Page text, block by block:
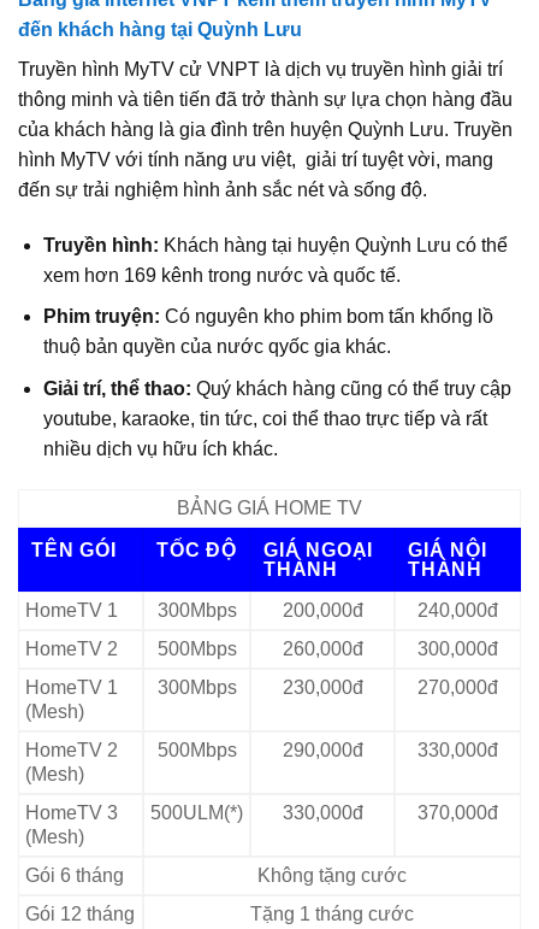
đến khách hàng tại Quỳnh Lưu
Truyền hình MyTV cử VNPT là dịch vụ truyền hình giải trí
thông minh và tiên tiến đã trở thành sự lựa chọn hàng đầu
của khách hàng là gia đình trên huyện Quỳnh Lưu. Truyền
hình MyTV với tính năng ưu việt, giải trí tuyệt vời, mang
đến sự trải nghiệm hình ảnh sắc nét và sống độ.
Truyền hình: Khách hàng tại huyện Quỳnh Lưu có thể
xem hơn 169 kênh trong nước và quốc tế.
Phim truyện: Có nguyên kho phim bom tấn khổng lồ
thuộ bản quyền của nước qyốc gia khác.
Giải trí, thể thao: Quý khách hàng cũng có thể truy cập
youtube, karaoke, tin tức, coi thể thao trực tiếp và rất
nhiều dịch vụ hữu ích khác.
BẢNG GIÁ HOME TV
TÊN GÓI TỐC ĐỘ
GIÁ NGOẠI
THÀNH
GIÁ NỘI
THÀNH
HomeTV 1
300Mbps 200,000đ
240,000đ
HomeTV 2
500Mbps 260,000đ
300,000đ
HomeTV 1
(Mesh)
300Mbps 230,000đ 270,000đ
HomeTV 2
(Mesh)
500Mbps 290,000đ 330,000đ
HomeTV 3
(Mesh)
500ULM(*) 330,000đ 370,000đ
Gói 6 tháng
Không tặng cước
Gói 12 tháng
Tặng 1 tháng cước